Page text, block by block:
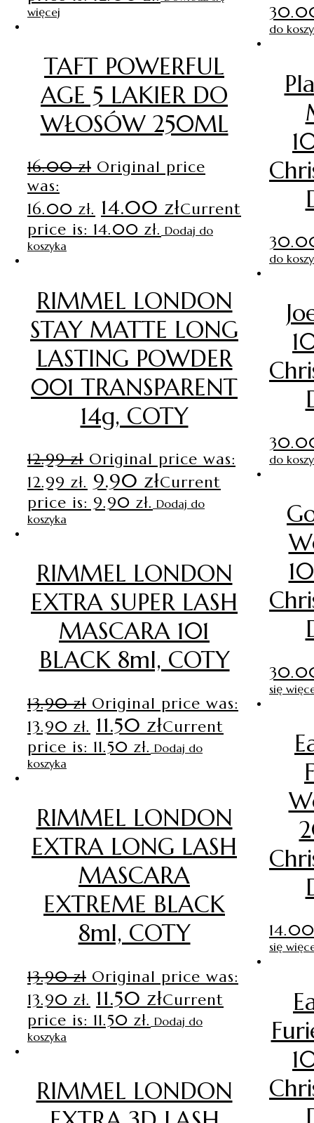
więcej
TAFT POWERFUL
AGE 5 LAKIER DO
WŁOSÓW 250ML
16.00zł Original price
was:
16.00 zł. 14.00 złCurrent
price is: 14.00 zł. Dodaj do
koszyka
RIMMEL LONDON
STAY MATTE LONG
LASTING POWDER
001 TRANSPARENT
14g, COTY
12.99zł Original price was:
12.99 zł. 9.90 złCurrent
price is: 9.90 zł. Dodaj do
koszyka
RIMMEL LONDON
EXTRA SUPER LASH
MASCARA 101
BLACK 8ml, COTY
13.90zł Original price was:
13.90 zł. 11.50 złCurrent
price is: 11.50 zł. Dodaj do
koszyka
RIMMEL LONDON
EXTRA LONG LASH
MASCARA
EXTREME BLACK
8ml, COTY
13.90zł Original price was:
13.90 zł. 11.50 złCurrent
price is: 11.50 zł. Dodaj do
koszyka
RIMMEL LONDON
do
do
do
się
się